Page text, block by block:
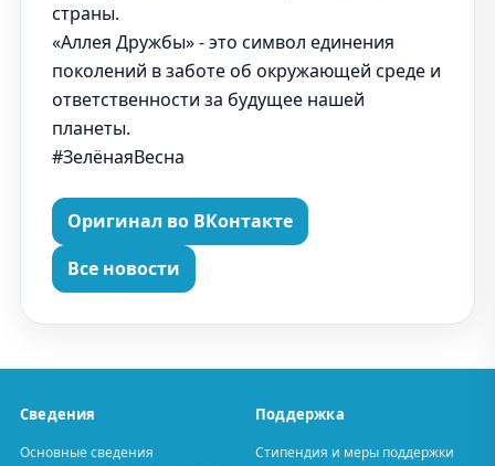
страны.
«Аллея Дружбы» - это символ единения
поколений в заботе об окружающей среде и
ответственности за будущее нашей
планеты.
#ЗелёнаяВесна
Оригинал во ВКонтакте
Все новости
Сведения
Основные сведения
Поддержка
Стипендия и меры поддержки